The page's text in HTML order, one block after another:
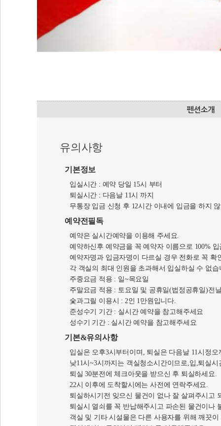
유의사항
기본정보
입실시간 : 예약 당일 15시 부터
퇴실시간 : 다음날 11시 까지
무통장 입금 신청 후 12시간 이내에 입금을 하지
예약전필독
예약은 실시간예약을 이용해 주세요.
예약하신후 예약금을 꼭 예약자 이름으로 100%
예약자명과 입금자명이 다르실 경우 전화로 꼭 확
각 객실의 최대 인원을 초과해서 입실하실 수 없습
주중요금 적용 : 일~목요일
주말요금 적용 : 토요일 및 공휴일(법정공휴일)전
숯과그릴 이용시 : 2인 1만원입니다.
준성수기 기간 : 실시간 예약을 참고해주세요
성수기 기간 : 실시간 예약을 참고해주세요
기본&유의사항
입실은 오후3시부터이며, 퇴실은 다음날 11시정오
낮11시~3시까지는 객실청소시간이므로,입,퇴실
퇴실 30분전에 체크아웃을 받으신 후 퇴실하세요.
22시 이후에 도착할시에는 사전에 연락주세요.
퇴실하시기전 잊으신 물건이 없나 잘 살펴주시고
퇴실시 열쇠를 꼭 반납해주시고 파손된 물건이나
객실 및 기타 시설물은 다른 사용자를 위해 깨끗